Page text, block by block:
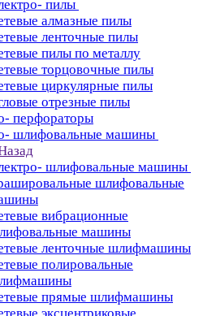
пилы
алмазные пилы
ленточные пилы
пилы по металлу
торцовочные пилы
циркулярные пилы
отрезные пилы
перфораторы
шлифовальные машины
шлифовальные машины
шлифовальные
вибрационные
машины
ленточные шлифмашины
полировальные
прямые шлифмашины